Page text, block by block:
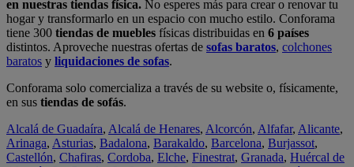
en nuestras tiendas física. No esperes más para crear o renovar tu
hogar y transformarlo en un espacio con mucho estilo. Conforama
tiene 300 tiendas de muebles físicas distribuidas en 6 países
distintos. Aproveche nuestras ofertas de sofas baratos, colchones
baratos y liquidaciones de sofas.
Conforama solo comercializa a través de su website o, físicamente,
en sus tiendas de sofás.
Alcalá de Guadaíra, Alcalá de Henares, Alcorcón, Alfafar, Alicante,
Arinaga, Asturias, Badalona, Barakaldo, Barcelona, Burjassot,
Castellón, Chafiras, Cordoba, Elche, Finestrat, Granada, Huércal de